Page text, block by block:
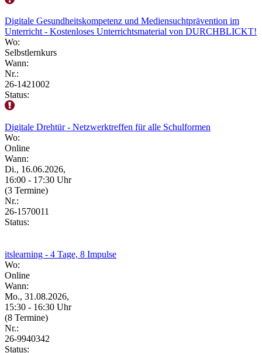
Digitale Gesundheitskompetenz und Mediensuchtprävention im
Unterricht - Kostenloses Unterrichtsmaterial von DURCHBLICKT!
Wo:
Selbstlernkurs
Wann:
Nr.:
26-1421002
Status:
Digitale Drehtür - Netzwerktreffen für alle Schulformen
Wo:
Online
Wann:
Di., 16.06.2026,
16:00 - 17:30 Uhr
(3 Termine)
Nr.:
26-1570011
Status:
itslearning - 4 Tage, 8 Impulse
Wo:
Online
Wann:
Mo., 31.08.2026,
15:30 - 16:30 Uhr
(8 Termine)
Nr.:
26-9940342
Status: